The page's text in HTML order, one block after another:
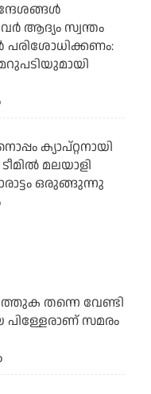
ആദ്യം സ്വന്തം
പരിശോധിക്കണം:
ക്യാപ്റ്റനായി
മലയാളി
ഒരുങ്ങുന്നു
തന്നെ വേണ്ടി
സമരം